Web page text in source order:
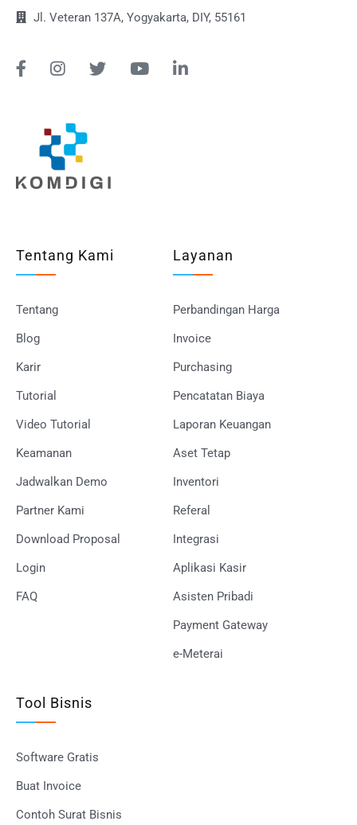
Jl. Veteran 137A, Yogyakarta, DIY, 55161
Tentang Kami
Tentang
Blog
Karir
Tutorial
Video Tutorial
Keamanan
Jadwalkan Demo
Partner Kami
Download Proposal
Login
FAQ
Layanan
Perbandingan Harga
Invoice
Purchasing
Pencatatan Biaya
Laporan Keuangan
Aset Tetap
Inventori
Referal
Integrasi
Aplikasi Kasir
Asisten Pribadi
Payment Gateway
e-Meterai
Tool Bisnis
Software Gratis
Buat Invoice
Contoh Surat Bisnis